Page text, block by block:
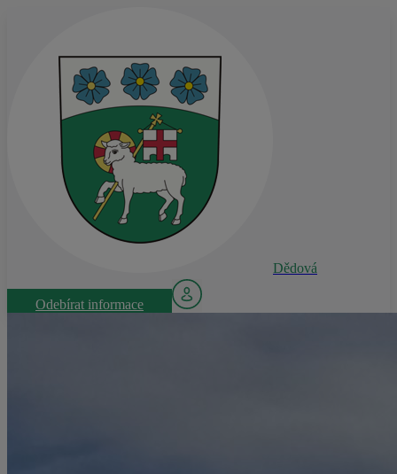
Dědová
Odebírat informace